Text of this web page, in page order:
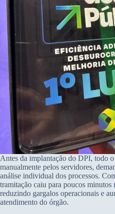
Antes da implantação do DPI, todo
manualmente pelos servidores,
análise individual dos processos.
tramitação caiu para poucos minutos
reduzindo gargalos operacionais e
atendimento do órgão.